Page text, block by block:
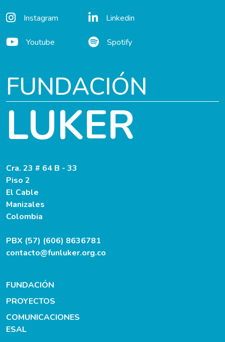
Instagram
Youtube
Linkedin
Spotify
FUNDACIÓN
LUKER
Cra. 23 # 64 B - 33
Piso 2
El Cable
Manizales
Colombia
PBX (57) (606) 8636781
contacto@funluker.org.co
FUNDACIÓN
PROYECTOS
COMUNICACIONES
ESAL